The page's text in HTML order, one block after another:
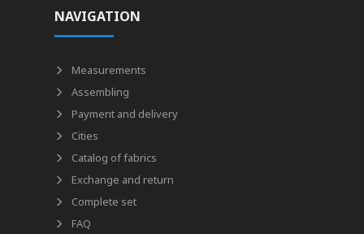
NAVIGATION
Measurements
Assembling
Payment and delivery
Cities
Catalog of fabrics
Exchange and return
Complete set
FAQ